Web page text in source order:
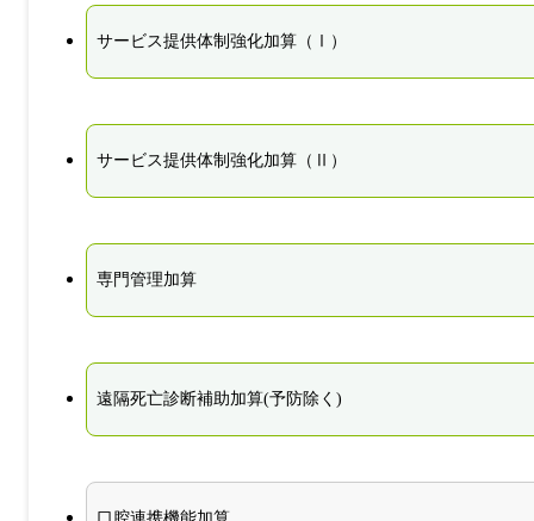
サービス提供体制強化加算（Ⅰ）
サービス提供体制強化加算（Ⅱ）
専門管理加算
遠隔死亡診断補助加算(予防除く)